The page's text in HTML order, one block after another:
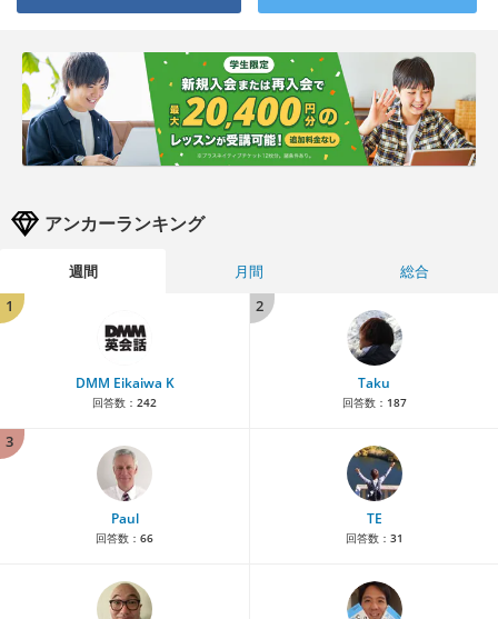
アンカーランキング
週間 月間
総合
1
DMM Eikaiwa K
回答数： 242
2
Taku
回答数： 187
3
Paul
回答数： 66
TE
回答数： 31